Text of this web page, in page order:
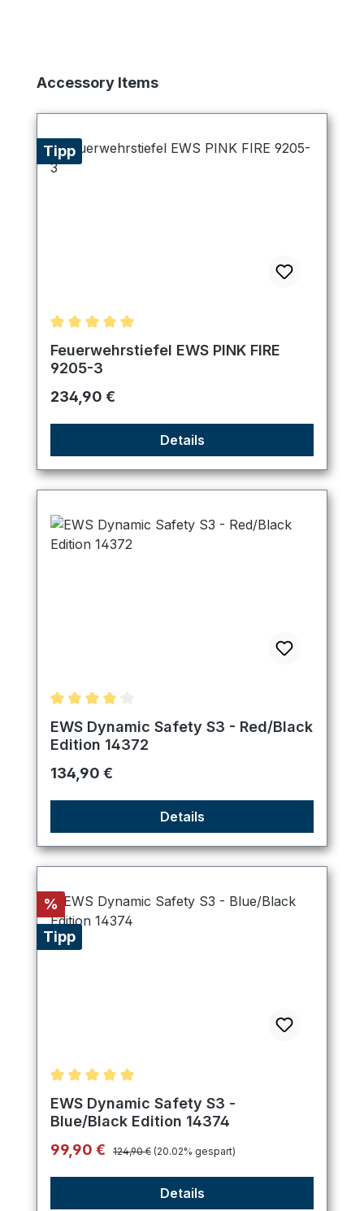
Produktgalerie überspringen
Accessory Items
Tipp
Durchschnittliche Bewertung von 5 von 5 Sternen
Feuerwehrstiefel EWS PINK FIRE
9205-3
Regulärer Preis:
234,90 €
Details
Durchschnittliche Bewertung von 4 von 5 Sternen
EWS Dynamic Safety S3 - Red/Black
Edition 14372
Regulärer Preis:
134,90 €
Details
Rabatt
%
Tipp
Durchschnittliche Bewertung von 5 von 5 Sternen
EWS Dynamic Safety S3 -
Blue/Black Edition 14374
Verkaufspreis:
99,90 € Regulärer Preis:
124,90 € (20.02% gespart)
Details